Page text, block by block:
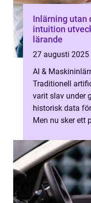
Inlärning utan
intuition
lärande
27 augusti 2025
AI &
Traditionell
varit slav under
historisk data
Men nu sker ett